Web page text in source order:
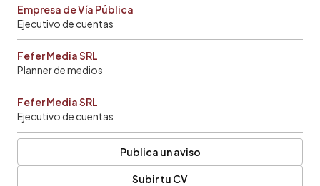
Empresa de Vía Pública
Ejecutivo de cuentas
Fefer Media SRL
Planner de medios
Fefer Media SRL
Ejecutivo de cuentas
Publica un aviso
Subir tu CV